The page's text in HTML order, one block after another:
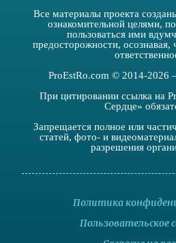
Все материалы проекта
ознакомительной целями,
пользоваться ими
предосторожности,
ProEstRo.com © 2014-2026
При цитировании ссылка на
Сердце»
Запрещается полное или
статей, фото- и
разрешения
Политика
Пользовательское